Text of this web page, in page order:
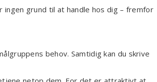
grund til at handle hos dig – fremfor
behov. Samtidig kan du skrive